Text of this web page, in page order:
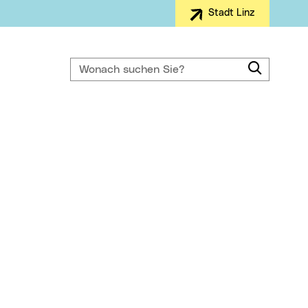
Stadt Linz
Wonach suchen Sie?